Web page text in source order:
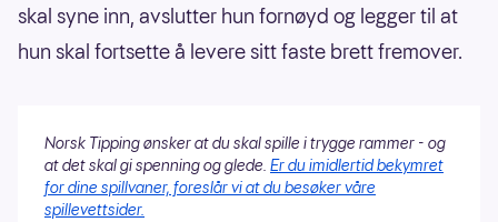
skal syne inn, avslutter hun fornøyd og legger til at
hun skal fortsette å levere sitt faste brett fremover.
Norsk Tipping ønsker at du skal spille i trygge rammer - og
at det skal gi spenning og glede. Er du imidlertid bekymret
for dine spillvaner, foreslår vi at du besøker våre
spillevettsider.